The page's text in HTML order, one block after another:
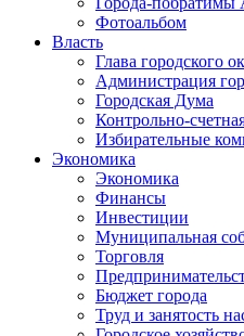
Фотоальбом
Власть
Глава городского
Администрация
Городская Дума
Контрольно-
Избирательные
Экономика
Экономика
Финансы
Инвестиции
Муниципальная
Торговля
Бюджет города
Труд и занятость